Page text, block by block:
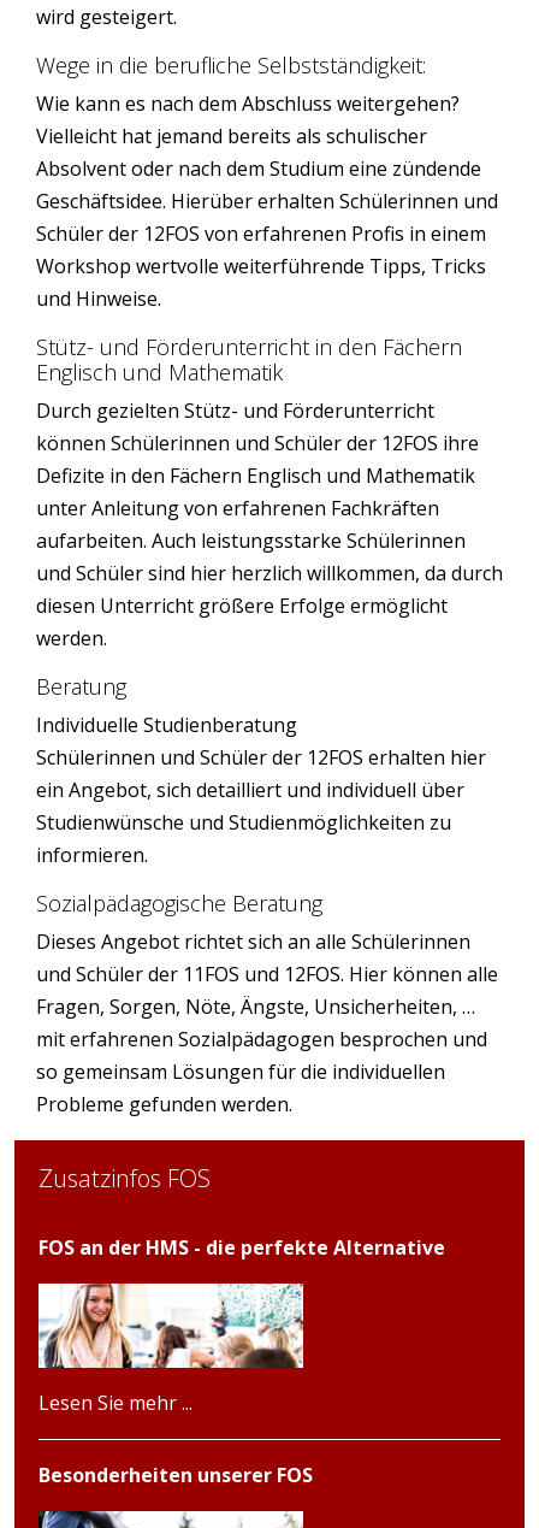
wird gesteigert.
Wege in die berufliche Selbstständigkeit:
Wie kann es nach dem Abschluss weitergehen?
Vielleicht hat jemand bereits als schulischer
Absolvent oder nach dem Studium eine zündende
Geschäftsidee. Hierüber erhalten Schülerinnen und
Schüler der 12FOS von erfahrenen Profis in einem
Workshop wertvolle weiterführende Tipps, Tricks
und Hinweise.
Stütz- und Förderunterricht in den Fächern
Englisch und Mathematik
Durch gezielten Stütz- und Förderunterricht
können Schülerinnen und Schüler der 12FOS ihre
Defizite in den Fächern Englisch und Mathematik
unter Anleitung von erfahrenen Fachkräften
aufarbeiten. Auch leistungsstarke Schülerinnen
und Schüler sind hier herzlich willkommen, da durch
diesen Unterricht größere Erfolge ermöglicht
werden.
Beratung
Individuelle Studienberatung
Schülerinnen und Schüler der 12FOS erhalten hier
ein Angebot, sich detailliert und individuell über
Studienwünsche und Studienmöglichkeiten zu
informieren.
Sozialpädagogische Beratung
Dieses Angebot richtet sich an alle Schülerinnen
und Schüler der 11FOS und 12FOS. Hier können alle
Fragen, Sorgen, Nöte, Ängste, Unsicherheiten, …
mit erfahrenen Sozialpädagogen besprochen und
so gemeinsam Lösungen für die individuellen
Probleme gefunden werden.
Zusatzinfos FOS
FOS an der HMS - die perfekte Alternative
Lesen Sie mehr ...
Besonderheiten unserer FOS